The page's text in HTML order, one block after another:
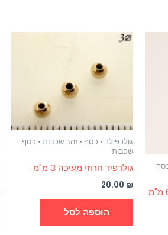
גולדפילד • כסף • זהב שכבות • כסף
שכבות
גולדפיד חרוזי מעיכה 3 מ"מ
20.00 ₪
הוספה לסל